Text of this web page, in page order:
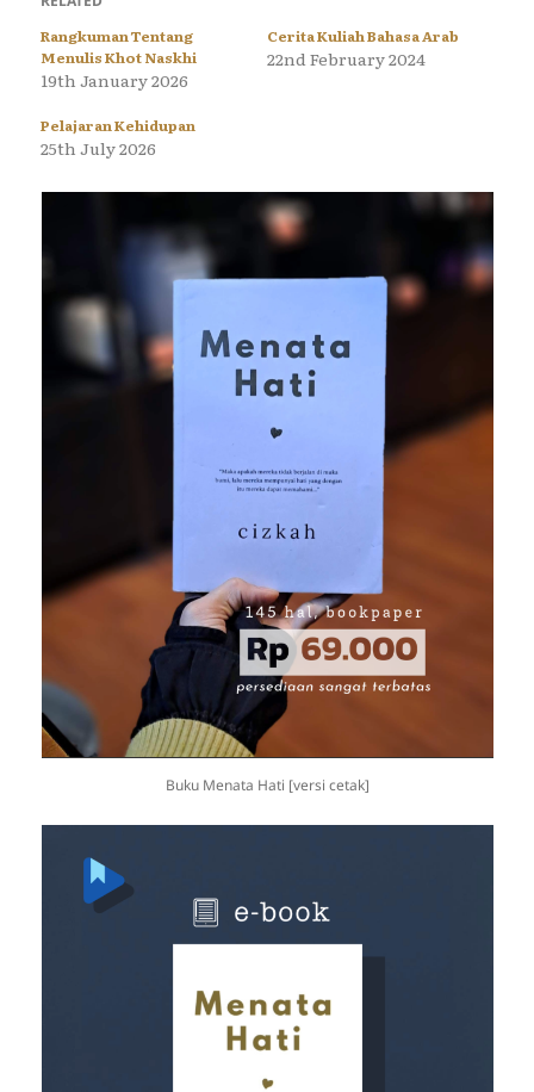
Rangkuman Tentang
Menulis Khot Naskhi
19th January 2026
Cerita Kuliah Bahasa Arab
22nd February 2024
Pelajaran Kehidupan
25th July 2026
Buku Menata Hati [versi cetak]